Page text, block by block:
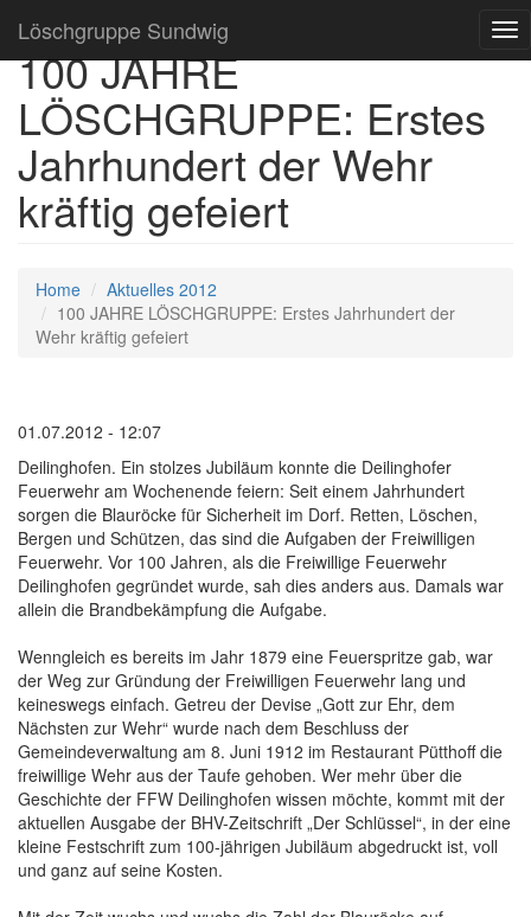
Löschgruppe Sundwig
100 JAHRE
LÖSCHGRUPPE: Erstes
Jahrhundert der Wehr
kräftig gefeiert
Home
Aktuelles 2012
100 JAHRE LÖSCHGRUPPE: Erstes Jahrhundert der
Wehr kräftig gefeiert
01.07.2012 - 12:07
Deilinghofen. Ein stolzes Jubiläum konnte die Deilinghofer
Feuerwehr am Wochenende feiern: Seit einem Jahrhundert
sorgen die Blauröcke für Sicherheit im Dorf. Retten, Löschen,
Bergen und Schützen, das sind die Aufgaben der Freiwilligen
Feuerwehr. Vor 100 Jahren, als die Freiwillige Feuerwehr
Deilinghofen gegründet wurde, sah dies anders aus. Damals war
allein die Brandbekämpfung die Aufgabe.
Wenngleich es bereits im Jahr 1879 eine Feuerspritze gab, war
der Weg zur Gründung der Freiwilligen Feuerwehr lang und
keineswegs einfach. Getreu der Devise „Gott zur Ehr, dem
Nächsten zur Wehr“ wurde nach dem Beschluss der
Gemeindeverwaltung am 8. Juni 1912 im Restaurant Pütthoff die
freiwillige Wehr aus der Taufe gehoben. Wer mehr über die
Geschichte der FFW Deilinghofen wissen möchte, kommt mit der
aktuellen Ausgabe der BHV-Zeitschrift „Der Schlüssel“, in der eine
kleine Festschrift zum 100-jährigen Jubiläum abgedruckt ist, voll
und ganz auf seine Kosten.